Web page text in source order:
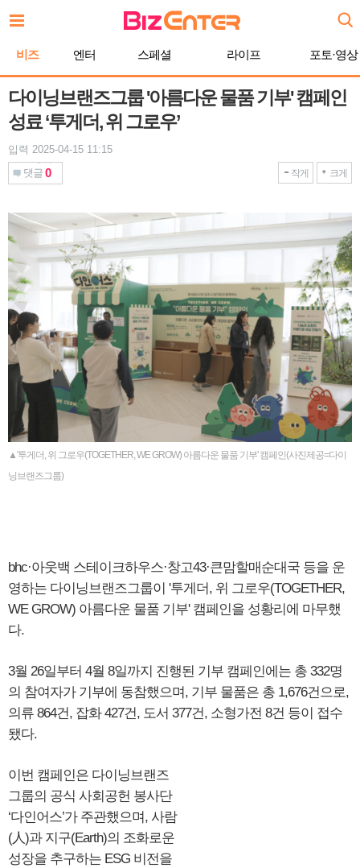
문
비즈 엔터 스페셜 라이프 포토·영상
다이닝브랜즈그룹 '아름다운 물품 기부' 캠페인
성료 ‘투게더, 위 그로우’
입력 2025-04-15 11:15
댓글 0 작게 크게
▲'투게더, 위 그로우(TOGETHER, WE GROW) 아름다운 물품 기부' 캠페인(사진제공=다이
닝브랜즈그룹)
bhc·아웃백 스테이크하우스·창고43·큰맘할매순대국 등을 운
영하는 다이닝브랜즈그룹이 '투게더, 위 그로우(TOGETHER,
WE GROW) 아름다운 물품 기부' 캠페인을 성황리에 마무했
다.
3월 26일부터 4월 8일까지 진행된 기부 캠페인에는 총 332명
의 참여자가 기부에 동참했으며, 기부 물품은 총 1,676건으로,
의류 864건, 잡화 427건, 도서 377건, 소형가전 8건 등이 접수
됐다.
이번 캠페인은 다이닝브랜즈
그룹의 공식 사회공헌 봉사단
‘다인어스’가 주관했으며, 사람
(人)과 지구(Earth)의 조화로운
성장을 추구하는 ESG 비전을